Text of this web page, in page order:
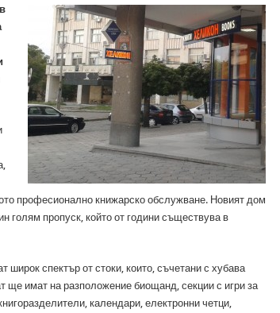
професионално книжарско обслужване. Новият дом
голям пропуск, който от години съществува в
широк спектър от стоки, които, съчетани с хубава
ще имат на разположение биощанд, секции с игри за
календари, електронни четци,